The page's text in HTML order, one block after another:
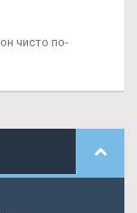
чисто по-